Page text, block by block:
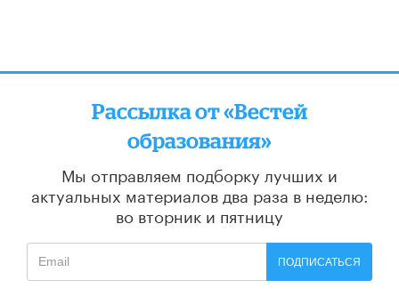
Рассылка от «Вестей
образования»
Мы отправляем подборку лучших и
актуальных материалов два раза в неделю:
во вторник и пятницу
ПОДПИСАТЬСЯ